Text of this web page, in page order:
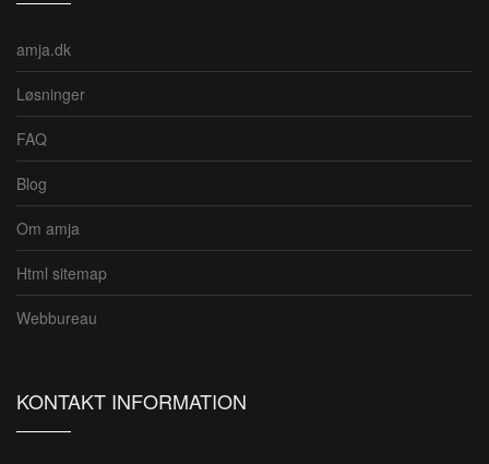
amja.dk
Løsninger
FAQ
Blog
Om amja
Html sitemap
Webbureau
KONTAKT INFORMATION